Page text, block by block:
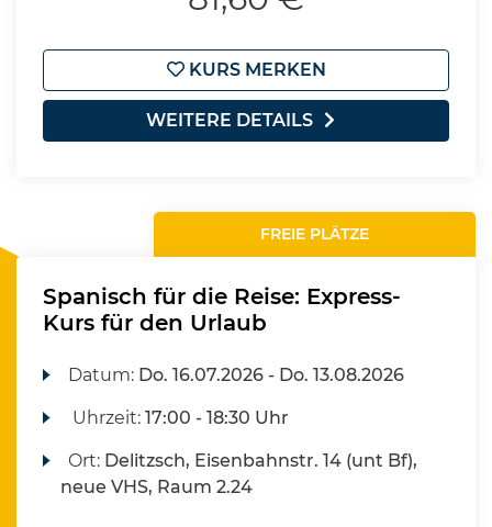
KURS MERKEN
WEITERE DETAILS
FREIE PLÄTZE
Spanisch für die Reise: Express-
Kurs für den Urlaub
Datum: Do. 16.07.2026 - Do. 13.08.2026
Uhrzeit:17:00 - 18:30 Uhr
Ort: Delitzsch, Eisenbahnstr. 14 (unt Bf),
neue VHS, Raum 2.24